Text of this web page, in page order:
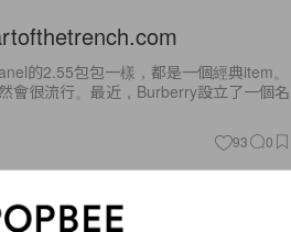
的2.55包包一樣，都是一個經典item。
會很流行。最近，Burberry設立了一個名
93 0